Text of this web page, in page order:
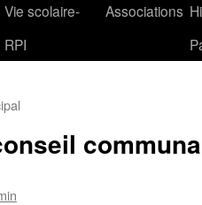
Vie scolaire-
RPI
Associations